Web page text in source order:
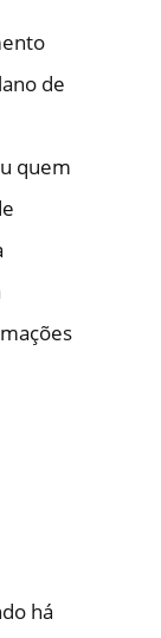
de
quem
há